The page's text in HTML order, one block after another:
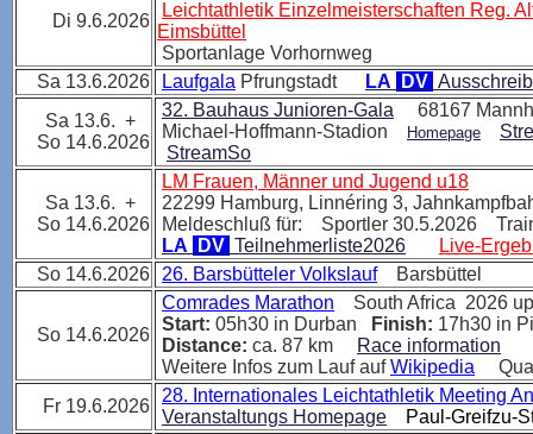
Di 9.6.2026
Leichtathletik Einzelmeisterschaften Reg.
Eimsbüttel
Sportanlage Vorhornweg
Sa 13.6.2026
Laufgala Pfrungstadt LA DV
Sa 13.6. +
So 14.6.2026
32. Bauhaus Junioren-Gala 68167
Michael-Hoffmann-Stadion
Homepage
StreamSo
Sa 13.6. +
So 14.6.2026
LM Frauen, Männer und Jugend u18
22299 Hamburg, Linnéring 3,
Meldeschluß für: Sportler 30.5.2026
LA
DV Teilnehmerliste2026
Live-
So 14.6.2026
26. Barsbütteler Volkslauf Barsbüttel
So 14.6.2026
Comrades Marathon South Africa 2026
Start: 05h30 in Durban Finish: 17h30 in
Distance: ca. 87 km
Race information
Weitere Infos zum Lauf aufWikipedia
Fr 19.6.2026
28. Internationales Leichtathletik Meeting
Veranstaltungs Homepage Paul-Greifzu-